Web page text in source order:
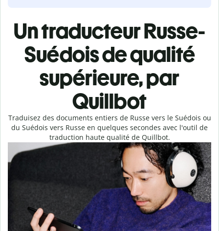
Un traducteur Russe-
Suédois de qualité
supérieure, par
Quillbot
Traduisez des documents entiers de Russe vers le Suédois ou
du Suédois vers Russe en quelques secondes avec l'outil de
traduction haute qualité de Quillbot.